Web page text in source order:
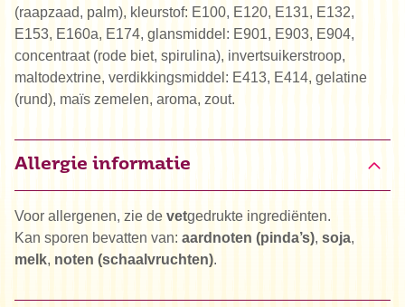
(raapzaad, palm), kleurstof: E100, E120, E131, E132,
E153, E160a, E174, glansmiddel: E901, E903, E904,
concentraat (rode biet, spirulina), invertsuikerstroop,
maltodextrine, verdikkingsmiddel: E413, E414, gelatine
(rund), maïs zemelen, aroma, zout.
Allergie informatie
Voor allergenen, zie de vetgedrukte ingrediënten.
Kan sporen bevatten van: aardnoten (pinda’s), soja,
melk, noten (schaalvruchten).